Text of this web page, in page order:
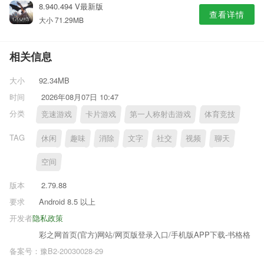
8.940.494 V最新版
大小 71.29MB 查看详情
相关信息
大小
92.34MB
时间
2026年08月07日 10:47
分类
竞速游戏 卡片游戏 第一人称射击游戏 体育竞技
TAG 休闲 趣味 消除 文字 社交 视频 聊天
空间
版本
2.79.88
要求
Android 8.5 以上
隐私政策
开发者
彩之网首页(官方)网站/网页版登录入口/手机版APP下载-书格格
备案号：豫B2-20030028-29